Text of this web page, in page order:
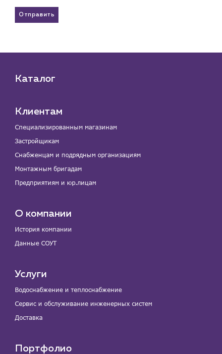
Отправить
Каталог
Клиентам
Специализированным магазинам
Застройщикам
Снабженцам и подрядным организациям
Монтажным бригадам
Предприятиям и юр.лицам
О компании
История компании
Данные СОУТ
Услуги
Водоснабжение и теплоснабжение
Сервис и обслуживание инженерных систем
Доставка
Портфолио